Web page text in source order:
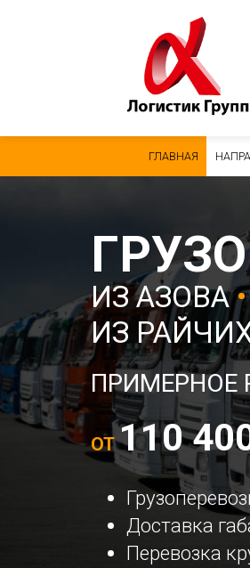
ГЛАВНАЯ
ИЗ АЗОВА•
ИЗ
ПРИМЕРНОЕ
ОТ110
Доставка
Перевозка